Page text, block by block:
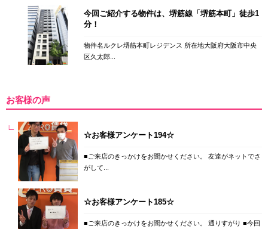
今回ご紹介する物件は、堺筋線「堺筋本町」徒歩1
分！
物件名ルクレ堺筋本町レジデンス 所在地大阪府大阪市中央
区久太郎...
お客様の声
☆お客様アンケート194☆
■ご来店のきっかけをお聞かせください。 友達がネットでさ
がして...
☆お客様アンケート185☆
■ご来店のきっかけをお聞かせください。 通りすがり ■今回